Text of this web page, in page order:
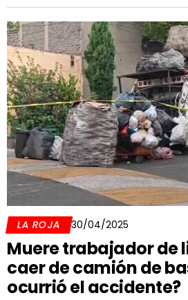
LA ROJA 30/04/2025
Muere trabajador de
caer de camión de
ocurrió el accidente?